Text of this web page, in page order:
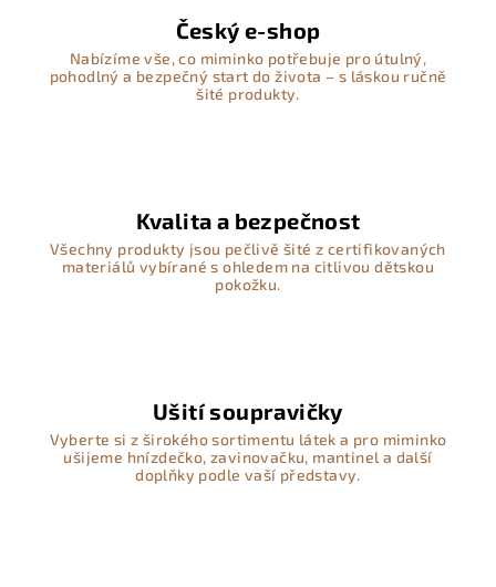
Český e-shop
Nabízíme vše, co miminko potřebuje pro útulný,
pohodlný a bezpečný start do života – s láskou ručně
šité produkty.
Kvalita a bezpečnost
Všechny produkty jsou pečlivě šité z certifikovaných
materiálů vybírané s ohledem na citlivou dětskou
pokožku.
Ušití soupravičky
Vyberte si z širokého sortimentu látek a pro miminko
ušijeme hnízdečko, zavinovačku, mantinel a další
doplňky podle vaší představy.